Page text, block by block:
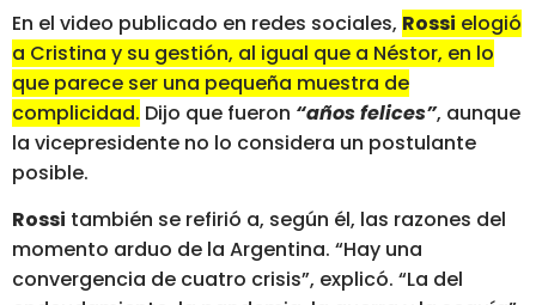
En el video publicado en redes sociales, Rossi elogió
a Cristina y su gestión, al igual que a Néstor, en lo
que parece ser una pequeña muestra de
complicidad. Dijo que fueron “años felices”, aunque
la vicepresidente no lo considera un postulante
posible.
Rossi también se refirió a, según él, las razones del
momento arduo de la Argentina. “Hay una
convergencia de cuatro crisis”, explicó. “La del